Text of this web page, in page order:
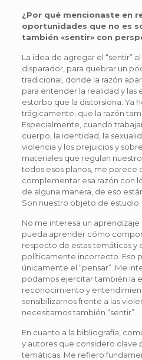
¿Por qué mencionaste en
oportunidades que no es
también «sentir» con
La idea de agregar el “sentir”
disparador, para quebrar un
tradicional, donde la razón
para entender la realidad y las
estorbo que la distorsiona. Ya
trágicamente, que la razón
Especialmente, cuando
cuerpo, la identidad, la
violencia y los prejuicios y
materiales que regulan
todos esos planos, me parece
complementar esa razón con
de alguna manera, de eso
Son nuestro objeto de estudio.
No me interesa un
pueda aprender cómo
respecto de estas temáticas y
políticamente incorrecto. Eso
únicamente el “pensar”. Me
podamos ejercitar también la
reconocimiento y
sensibilizarnos frente a las
necesitamos también “sentir”.
En cuanto a la bibliografía,
y autores que considero clave
temáticas. Me refiero